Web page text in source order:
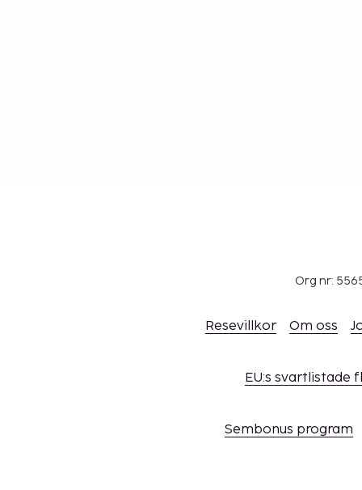
Org nr:
Resevillkor Om oss
EU:s svartlistade
Sembonus program